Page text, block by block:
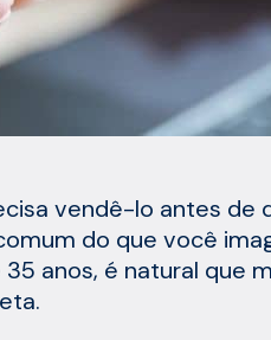
vendê-lo antes de
do que você
anos, é natural que